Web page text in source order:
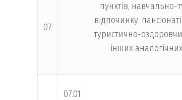
07
пунктів, навчально-
відпочинку,
туристично-
інших
07.01